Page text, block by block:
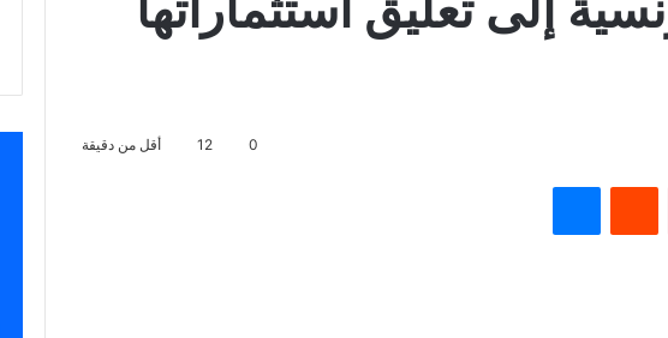
0
12 أقل من دقيقة
بينتيريست